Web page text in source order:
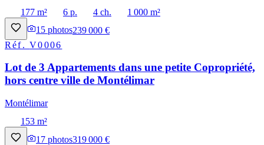
177 m²
6 p. 4 ch.
1 000 m²
15 photos239 000 €
Réf.V0006
Lot de 3 Appartements dans une petite Copropriété,
hors centre ville de Montélimar
Montélimar
153 m²
17 photos319 000 €